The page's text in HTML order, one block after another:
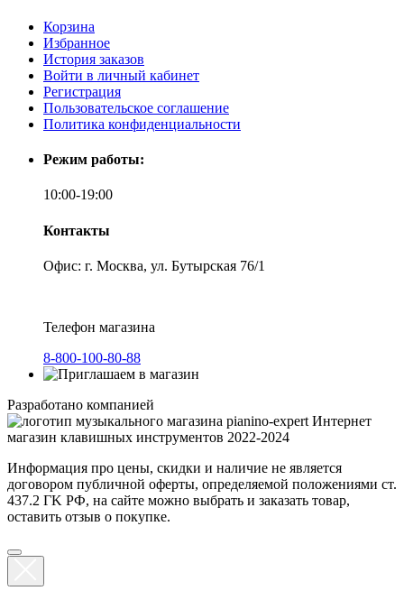
Корзина
Избранное
История заказов
Войти в личный кабинет
Регистрация
Пользовательское соглашение
Политика конфиденциальности
Режим работы:
10:00-19:00
Контакты
Офис: г. Москва, ул. Бутырская 76/1
Телефон магазина
8-800-100-80-88
Разработано компанией
Интернет
магазин клавишных инструментов 2022-2024
Информация про цены, скидки и наличие не является
договором публичной оферты, определяемой положениями ст.
437.2 ГK РФ, на сайте можно выбрать и заказать товар,
оставить отзыв о покупке.